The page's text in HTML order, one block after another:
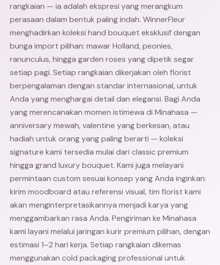
rangkaian — ia adalah ekspresi yang merangkum
perasaan dalam bentuk paling indah. WinnerFleur
menghadirkan koleksi hand bouquet eksklusif dengan
bunga import pilihan: mawar Holland, peonies,
ranunculus, hingga garden roses yang dipetik segar
setiap pagi. Setiap rangkaian dikerjakan oleh florist
berpengalaman dengan standar internasional, untuk
Anda yang menghargai detail dan elegansi. Bagi Anda
yang merencanakan momen istimewa di Minahasa —
anniversary mewah, valentine yang berkesan, atau
hadiah untuk orang yang paling berarti — koleksi
signature kami tersedia mulai dari classic premium
hingga grand luxury bouquet. Kami juga melayani
permintaan custom sesuai konsep yang Anda inginkan:
kirim moodboard atau referensi visual, tim florist kami
akan menginterpretasikannya menjadi karya yang
menggambarkan rasa Anda. Pengiriman ke Minahasa
kami layani melalui jaringan kurir premium pilihan, dengan
estimasi 1–2 hari kerja. Setiap rangkaian dikemas
menggunakan cold packaging professional untuk